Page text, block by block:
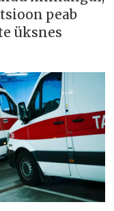
peab
üksnes